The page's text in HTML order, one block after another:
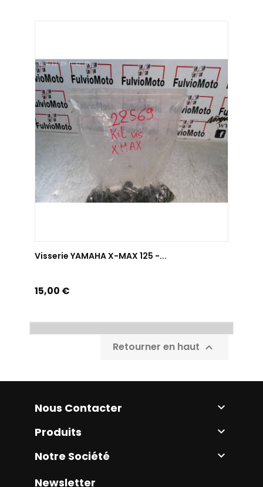
Visserie YAMAHA X-MAX 125 -...
Prix
15,00 €
Retourner en haut 
Nous Contacter 
Produits 
Notre Société 
Newsletter